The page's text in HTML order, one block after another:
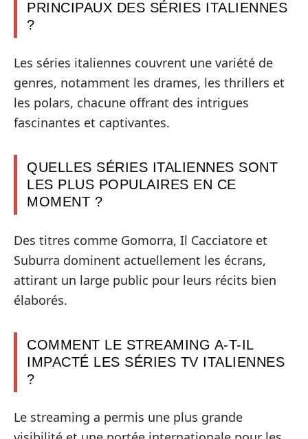
PRINCIPAUX DES SÉRIES ITALIENNES
?
Les séries italiennes couvrent une variété de
genres, notamment les drames, les thrillers et
les polars, chacune offrant des intrigues
fascinantes et captivantes.
QUELLES SÉRIES ITALIENNES SONT
LES PLUS POPULAIRES EN CE
MOMENT ?
Des titres comme Gomorra, Il Cacciatore et
Suburra dominent actuellement les écrans,
attirant un large public pour leurs récits bien
élaborés.
COMMENT LE STREAMING A-T-IL
IMPACTÉ LES SÉRIES TV ITALIENNES
?
Le streaming a permis une plus grande